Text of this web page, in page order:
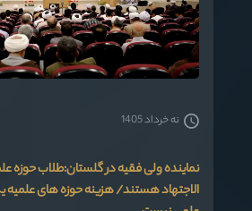
نماینده ولی فقیه در گلستان:طلاب حوزه
الاجتهاد هستند/ هزینه حوزه های علمیه
نه خرداد 1405